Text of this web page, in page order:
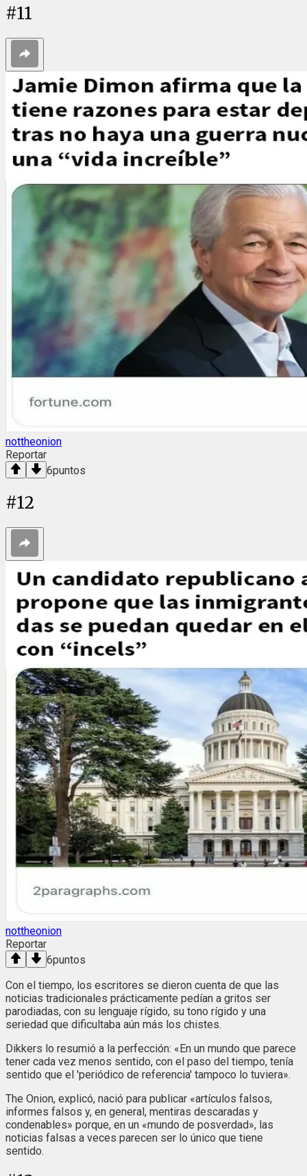
#11
nottheonion
Reportar
6puntos
#12
nottheonion
Reportar
6puntos
Con el tiempo, los escritores se dieron cuenta de que las
noticias tradicionales prácticamente pedían a gritos ser
parodiadas, con su lenguaje rígido, su tono rígido y una
seriedad que dificultaba aún más los chistes.
Dikkers lo resumió a la perfección: «En un mundo que parece
tener cada vez menos sentido, con el paso del tiempo, tenía
sentido que el 'periódico de referencia' tampoco lo tuviera».
The Onion, explicó, nació para publicar «artículos falsos,
informes falsos y, en general, mentiras descaradas y
condenables» porque, en un «mundo de posverdad», las
noticias falsas a veces parecen ser lo único que tiene
sentido.